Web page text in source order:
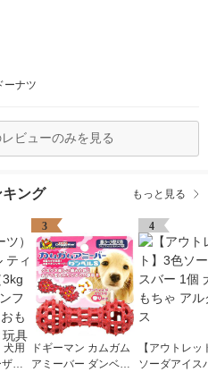
ーナツ
ビューのみを見る
ング もっと見る
犬用
ー
3
ドギーマン カムガム
アミーバー ダンベル
4
【アウトレッ
ソーダアイス